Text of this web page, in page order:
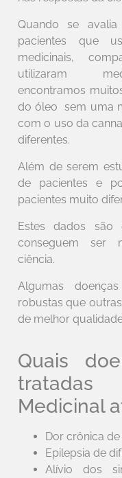
Quando se
pacientes que
medicinais,
utilizaram
encontramos
do óleo sem uma
com o uso da
diferentes.
Além de serem
de pacientes e
pacientes muito
Estes dados são
conseguem ser
ciência.
Algumas
robustas que
de melhor
Quais
Medicinal
Dor crônica
Epilepsia de
Alívio dos